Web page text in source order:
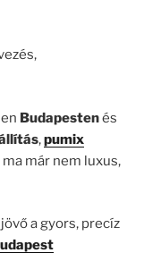
Budapestenés
,pumix
ma már nem luxus,
a gyors, precíz